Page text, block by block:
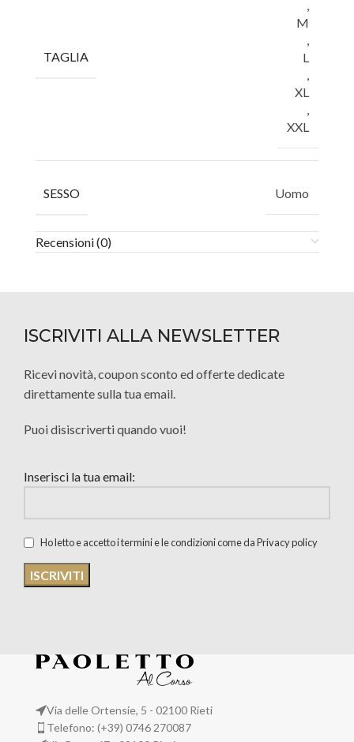
TAGLIA
M
L
XL
XXL
SESSO Uomo
Recensioni (0)
ISCRIVITI ALLA NEWSLETTER
Ricevi novità, coupon sconto ed offerte dedicate
direttamente sulla tua email.
Puoi disiscriverti quando vuoi!
Inserisci la tua email:
Ho letto e accetto i termini e le condizioni come da Privacy policy
Via delle Ortensie, 5 - 02100 Rieti
Telefono: (+39) 0746 270087